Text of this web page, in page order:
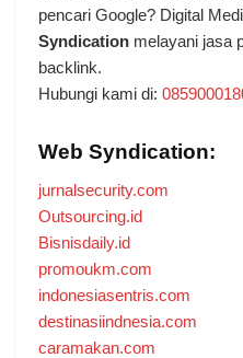
pencari Google? Digital
Syndication melayani jasa
backlink.
Hubungi kami di:
Web Syndication:
jurnalsecurity.com
Outsourcing.id
Bisnisdaily.id
promoukm.com
indonesiasentris.com
destinasiindnesia.com
caramakan.com